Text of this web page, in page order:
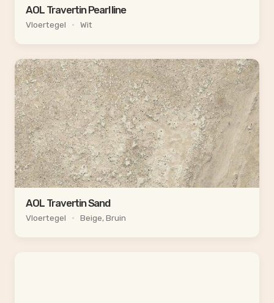
AOL Travertin Pearl line
Vloertegel • Wit
AOL Travertin Sand
Vloertegel • Beige, Bruin